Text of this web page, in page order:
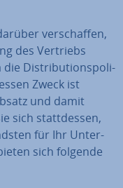
ver­schaf­fen,
des Vertriebs
die Dis­tri­bu­ti­ons­po­li­
Zweck ist
und damit
sich statt­des­sen,
für Ihr Un­ter­
sich folgende